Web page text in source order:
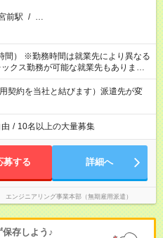
前駅 / …
間） ※勤務時間は就業先により異なる
やすい環境をつくるべく、 働き方
んでいます。
契約を当社と結びます）派遣先が変
/ 10名以上の大量募集
募する 詳細へ
ンジニアリング事業本部（無期雇用派遣）
存しよう♪